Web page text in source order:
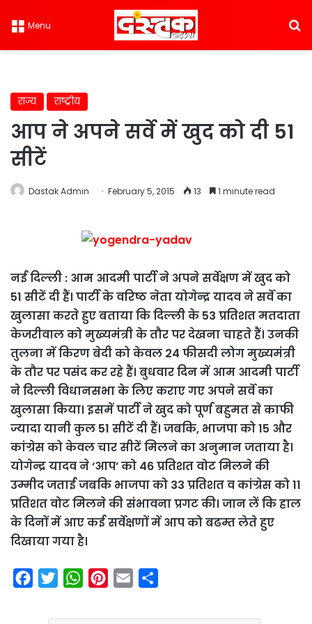
Menu
राज्य राष्ट्रीय
आप ने अपने सर्वे में खुद को दी 51
सीटें
Dastak Admin February 5, 2015 13 1 minute read
नई दिल्ली : आम आदमी पार्टी ने अपने सर्वेक्षण में खुद को
51 सीटें दी हैं। पार्टी के वरिष्ठ नेता योगेन्द्र यादव ने सर्वे का
खुलासा करते हुए बताया कि दिल्ली के 53 प्रतिशत मतदाता
केजरीवाल को मुख्यमंत्री के तौर पर देखना चाहते हैं। उनकी
तुलना में किरण बेदी को केवल 24 फीसदी लोग मुख्यमंत्री
के तौर पर पसंद कर रहे हैं। बुधवार दिन में आम आदमी पार्टी
ने दिल्ली विधानसभा के लिए कराए गए अपने सर्वे का
खुलासा किया। इसमें पार्टी ने खुद को पूर्ण बहुमत से काफी
ज्यादा यानी कुल 51 सीटें दी हैं। जबकि, भाजपा को 15 और
कांग्रेस को केवल चार सीटें मिलने का अनुमान जताया है।
योगेन्द्र यादव ने ‘आप’ को 46 प्रतिशत वोट मिलने की
उम्मीद जताई जबकि भाजपा को 33 प्रतिशत व कांग्रेस को 11
प्रतिशत वोट मिलने की संभावना प्रगट की। जान लें कि हाल
के दिनों में आए कई सर्वेक्षणों में आप को बढम्त लेते हुए
दिखाया गया है।
i
W
a
n
a
a